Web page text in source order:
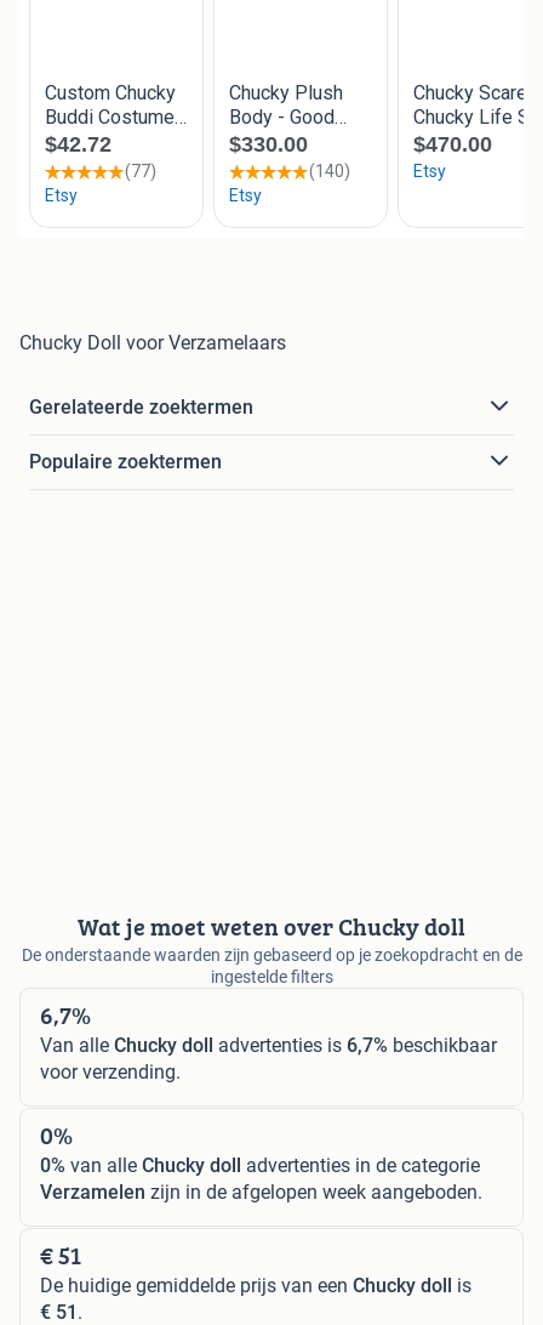
Chucky Doll voor Verzamelaars
Gerelateerde zoektermen
Populaire zoektermen
Wat je moet weten over Chucky doll
De onderstaande waarden zijn gebaseerd op je zoekopdracht en de
ingestelde filters
6,7%
Van alle Chucky doll advertenties is 6,7% beschikbaar
voor verzending.
0%
0% van alle Chucky doll advertenties in de categorie
Verzamelen zijn in de afgelopen week aangeboden.
€ 51
De huidige gemiddelde prijs van een Chucky doll is
€ 51 .